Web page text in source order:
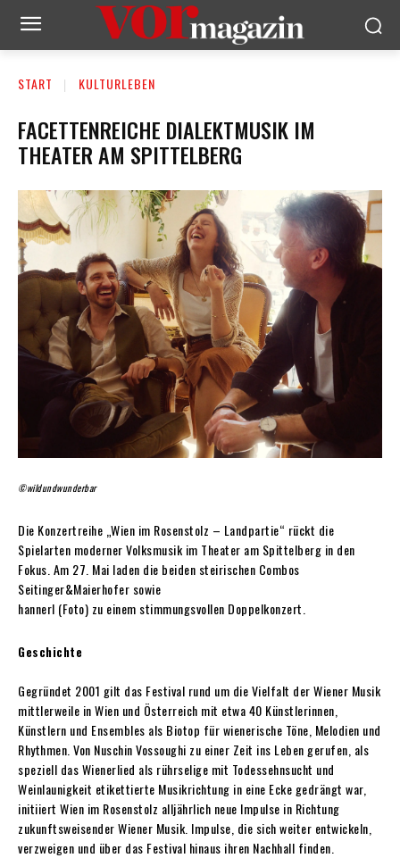
START KULTURLEBEN
FACETTENREICHE DIALEKTMUSIK IM
THEATER AM SPITTELBERG
©wildundwunderbar
Die Konzertreihe „Wien im Rosenstolz – Landpartie“ rückt die
Spielarten moderner Volksmusik im Theater am Spittelberg in den
Fokus. Am 27. Mai laden die beiden steirischen Combos
Seitinger&Maierhofer sowie
hannerl (Foto) zu einem stimmungsvollen Doppelkonzert.
Geschichte
Gegründet 2001 gilt das Festival rund um die Vielfalt der Wiener Musik
mittlerweile in Wien und Österreich mit etwa 40 Künstlerinnen,
Künstlern und Ensembles als Biotop für wienerische Töne, Melodien und
Rhythmen. Von Nuschin Vossoughi zu einer Zeit ins Leben gerufen, als
speziell das Wienerlied als rührselige mit Todessehnsucht und
Weinlaunigkeit etikettierte Musikrichtung in eine Ecke gedrängt war,
initiiert Wien im Rosenstolz alljährlich neue Impulse in Richtung
zukunftsweisender Wiener Musik. Impulse, die sich weiter entwickeln,
verzweigen und über das Festival hinaus ihren Nachhall finden.